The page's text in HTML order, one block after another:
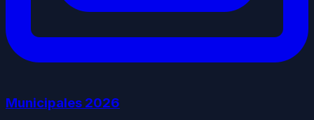
Municipales 2026